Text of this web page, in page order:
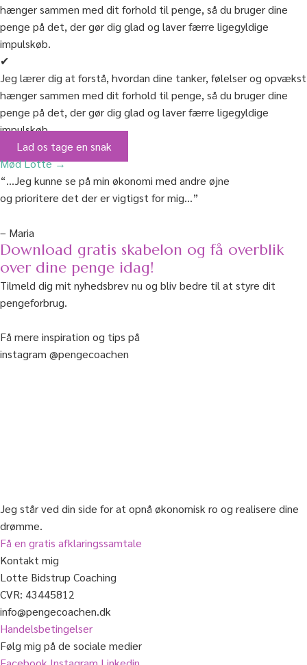
hænger sammen med dit forhold til penge, så du bruger dine
penge på det, der gør dig glad og laver færre ligegyldige
impulskøb.
✔
Jeg lærer dig at forstå, hvordan dine tanker, følelser og opvækst
hænger sammen med dit forhold til penge, så du bruger dine
penge på det, der gør dig glad og laver færre ligegyldige
impulskøb.
Lad os tage en snak
Mød Lotte →
“…Jeg kunne se på min økonomi med andre øjne
og prioritere det der er vigtigst for mig…”
– Maria
Download gratis skabelon og få overblik
over dine penge idag!
Tilmeld dig mit nyhedsbrev nu og bliv bedre til at styre dit
pengeforbrug.
Få mere inspiration og tips på
instagram @pengecoachen
Jeg står ved din side for at opnå økonomisk ro og realisere dine
drømme.
Få en gratis afklaringssamtale
Kontakt mig
Lotte Bidstrup Coaching
CVR: 43445812
info@pengecoachen.dk
Handelsbetingelser
Følg mig på de sociale medier